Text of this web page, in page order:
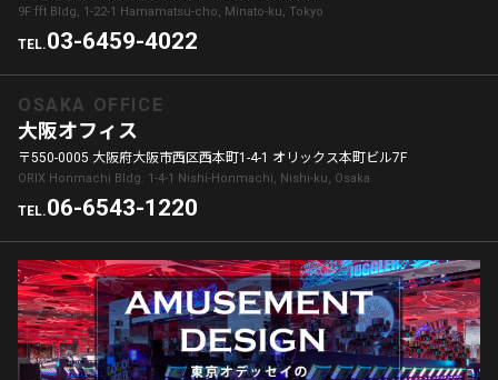
9F fft Bldg, 1-22-1 Hamamatsu-cho, Minato-ku, Tokyo
TEL.03-6459-4022
OSAKA OFFICE
大阪オフィス
〒550-0005 大阪府大阪市西区西本町1-4-1 オリックス本町ビル7F
ORIX Honmachi Bldg. 1-4-1 Nishi-Honmachi, Nishi-ku, Osaka
TEL.06-6543-1220